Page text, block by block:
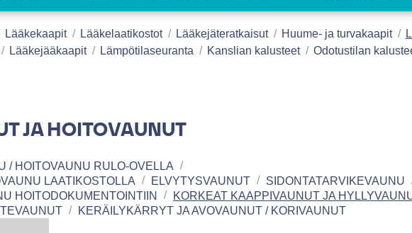
Lääkekaapit Lääkelaatikostot Lääkejäteratkaisut Huume- ja turvakaapit
Lääkejääkaapit Lämpötilaseuranta Kanslian kalusteet Odotustilan
JA HOITOVAUNUT
/ HOITOVAUNU RULO-OVELLA
LAATIKOSTOLLA
ELVYTYSVAUNUT
SIDONTATARVIKEVAUNU
HOITODOKUMENTOINTIIN
KORKEAT KAAPPIVAUNUT JA
KERÄILYKÄRRYT JA AVOVAUNUT / KORIVAUNUT